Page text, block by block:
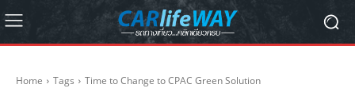
Home Tags Time to Change to CPAC Green Solution